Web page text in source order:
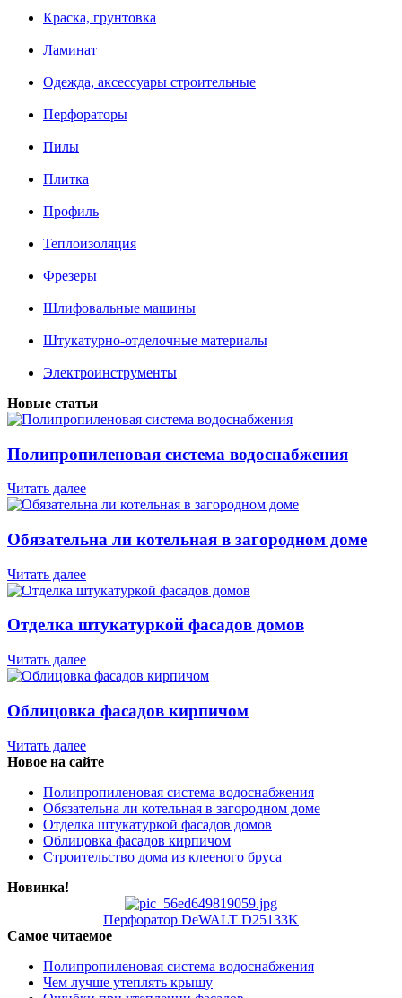
Краска, грунтовка
Ламинат
Одежда, аксессуары строительные
Перфораторы
Пилы
Плитка
Профиль
Теплоизоляция
Фрезеры
Шлифовальные машины
Штукатурно-отделочные материалы
Электроинструменты
Новые статьи
Полипропиленовая система водоснабжения
Читать далее
Обязательна ли котельная в загородном доме
Читать далее
Отделка штукатуркой фасадов домов
Читать далее
Облицовка фасадов кирпичом
Читать далее
Новое на сайте
Полипропиленовая система водоснабжения
Обязательна ли котельная в загородном доме
Отделка штукатуркой фасадов домов
Облицовка фасадов кирпичом
Строительство дома из клееного бруса
Новинка!
Перфоратор DeWALT D25133K
Самое читаемое
Полипропиленовая система водоснабжения
Чем лучше утеплять крышу